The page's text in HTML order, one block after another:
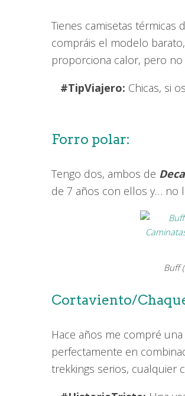
Tienes camisetas térmicas
compráis el modelo
proporciona calor, pero
#TipViajero: Chicas, si
Forro polar:
Tengo dos, ambos de
de 7 años con ellos y… no
Buff
Cortaviento/
Hace años me compré
perfectamente en
trekkings serios, cualquier